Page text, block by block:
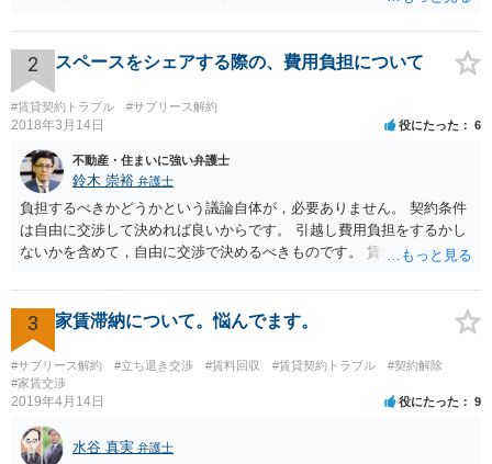
2 スペースをシェアする際の、費用負担について
#賃貸契約トラブル #サブリース解約
2018年3月14日 役にたった 6
不動産・住まいに強い弁護士
鈴木 崇裕 弁護士
負担するべきかどうかという議論自体が，必要ありません。 契約条件
は自由に交渉して決めれば良いからです。 引越し費用負担をするかし
ないかを含めて，自由に交渉で決めるべきものです。 賃料の７分の１
えば８分の１しか負担しないでも，合意さえできれば何でも構いませ
ん。
3 家賃滞納について。悩んでます。
#サブリース解約 #立ち退き交渉 #賃料回収 #賃貸契約トラブル
#契約解除
#家賃交渉
2019年4月14日 役にたった 9
水谷 真実 弁護士